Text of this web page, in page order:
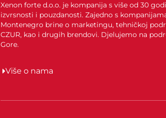
Xenon forte d.o.o. je kompanija s više od 30
izvrsnosti i pouzdanosti. Zajedno s
Montenegro brine o marketingu, tehničkoj
CZUR, kao i drugih brendovi. Djelujemo na
Gore.
Više o nama